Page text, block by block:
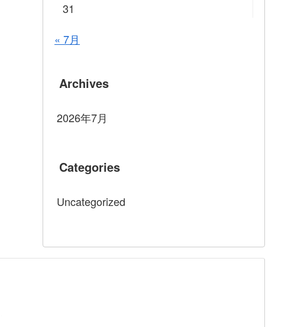
31
« 7月
Archives
2026年7月
Categories
Uncategorized